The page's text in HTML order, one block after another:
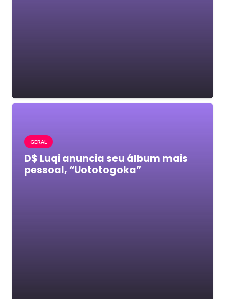
GERAL
D$ Luqi anuncia seu álbum mais
pessoal, “Uototogoka”